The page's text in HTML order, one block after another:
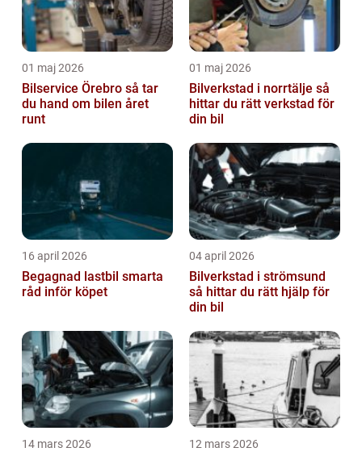
01 maj 2026
Bilservice Örebro så tar
du hand om bilen året
runt
01 maj 2026
Bilverkstad i norrtälje så
hittar du rätt verkstad för
din bil
16 april 2026
Begagnad lastbil smarta
råd inför köpet
04 april 2026
Bilverkstad i strömsund
så hittar du rätt hjälp för
din bil
14 mars 2026 12 mars 2026